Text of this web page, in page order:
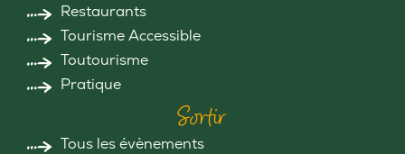
Restaurants
Tourisme Accessible
Toutourisme
Pratique
Sortir
Tous les évènements